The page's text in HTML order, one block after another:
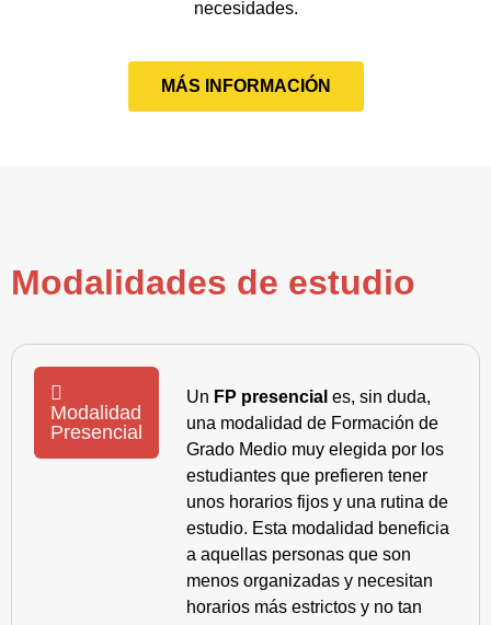
necesidades.
MÁS INFORMACIÓN
Modalidades de estudio
Modalidad
Presencial
Un FP presencial es, sin duda,
una modalidad de Formación de
Grado Medio muy elegida por los
estudiantes que prefieren tener
unos horarios fijos y una rutina de
estudio. Esta modalidad beneficia
a aquellas personas que son
menos organizadas y necesitan
horarios más estrictos y no tan